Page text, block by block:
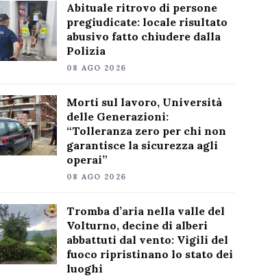
Abituale ritrovo di persone
pregiudicate: locale risultato
abusivo fatto chiudere dalla
Polizia
08 AGO 2026
Morti sul lavoro, Università
delle Generazioni:
“Tolleranza zero per chi non
garantisce la sicurezza agli
operai”
08 AGO 2026
Tromba d’aria nella valle del
Volturno, decine di alberi
abbattuti dal vento: Vigili del
fuoco ripristinano lo stato dei
luoghi